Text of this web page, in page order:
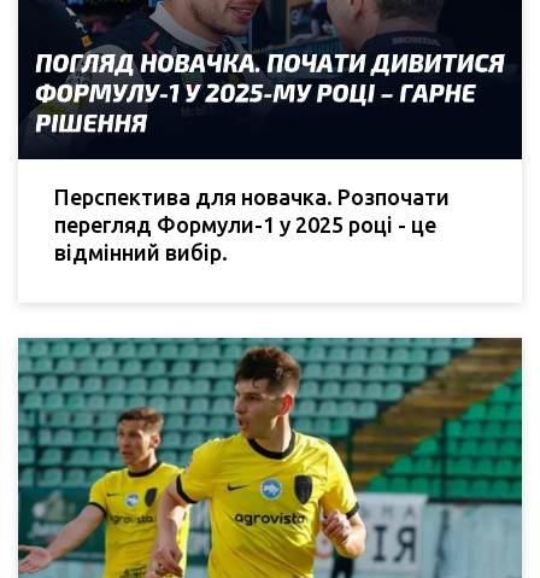
Перспектива для новачка. Розпочати
перегляд Формули-1 у 2025 році - це
відмінний вибір.